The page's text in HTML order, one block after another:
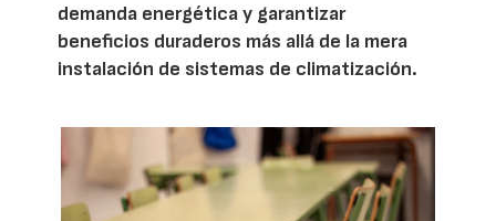
demanda energética y garantizar
beneficios duraderos más allá de la mera
instalación de sistemas de climatización.